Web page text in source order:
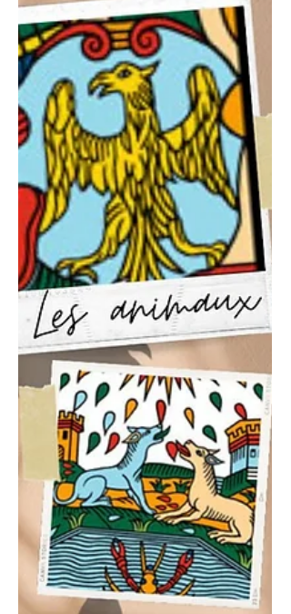
Un pélerin sur le chemin initiatique du
tarot, comme si l'âme effectuai un
pélerinage sur terre pour repartir à la
source transformée de ses expériences...